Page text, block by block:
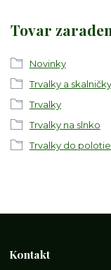
Tovar
Novinky
Trvalky a skalničky
Trvalky
Trvalky na slnko
Trvalky do
Kontakt